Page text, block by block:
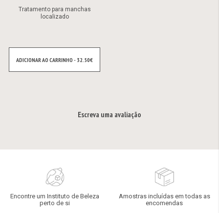
Tratamento para manchas
localizado
ADICIONAR AO CARRINHO - 32.50€
Escreva uma avaliação
Encontre um Instituto de Beleza
perto de si
Amostras incluídas em todas as
encomendas